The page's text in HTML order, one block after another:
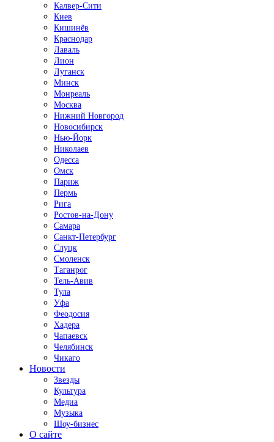
Калвер-Сити
Киев
Кишинёв
Краснодар
Лаваль
Лион
Луганск
Минск
Монреаль
Москва
Нижний Новгород
Новосибирск
Нью-Йорк
Николаев
Одесса
Омск
Париж
Пермь
Рига
Ростов-на-Дону
Самара
Санкт-Петербург
Слуцк
Смоленск
Таганрог
Тель-Авив
Тула
Уфа
Феодосия
Хадера
Чапаевск
Челябинск
Чикаго
Новости
Звезды
Культура
Медиа
Музыка
Шоу-бизнес
О сайте